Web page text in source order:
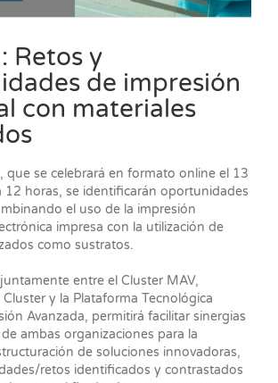
Retos y
de impresión
con materiales
que se celebrará en formato online el 13
12 horas, se identificarán oportunidades
el uso de la impresión
impresa con la utilización de
como sustratos.
entre el Cluster MAV,
y la Plataforma Tecnológica
Avanzada, permitirá facilitar sinergias
ambas organizaciones para la
de soluciones innovadoras,
retos identificados y contrastados